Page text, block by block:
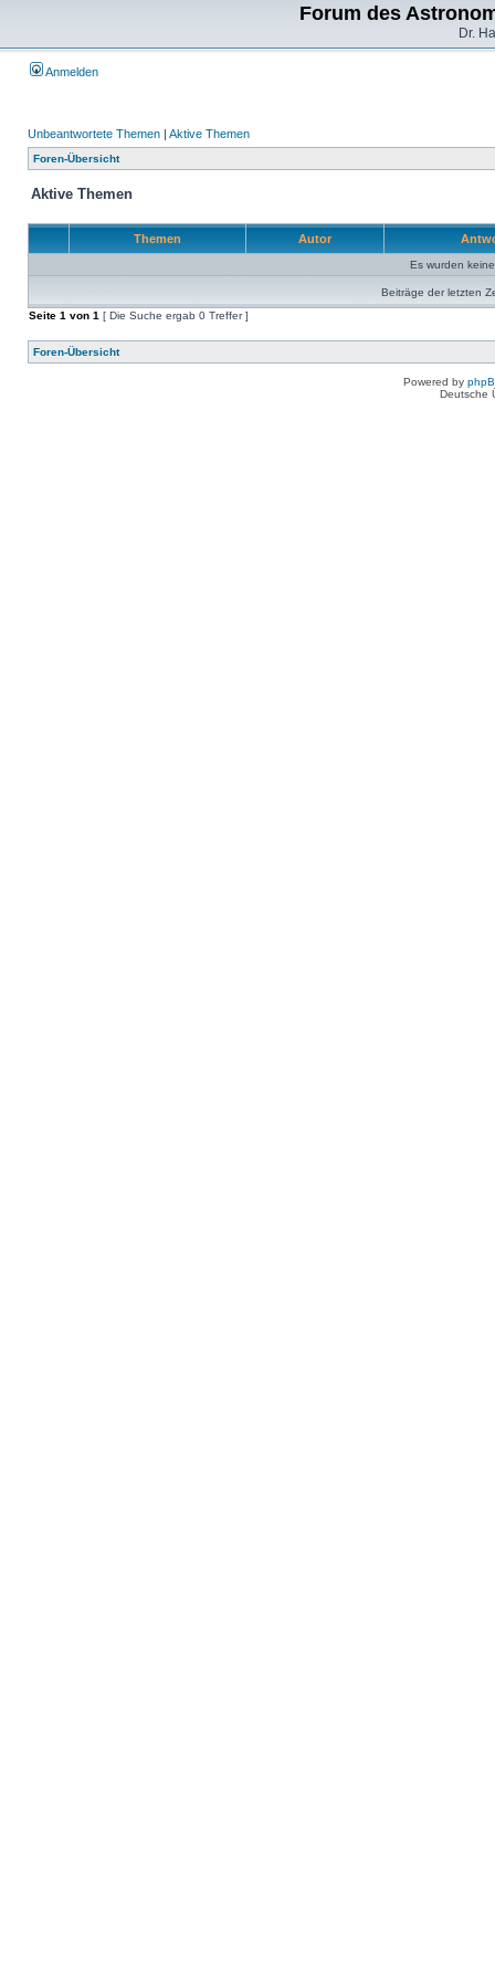
Forum des
Dr.
Anmelden
Unbeantwortete Themen | Aktive Themen
Foren-Übersicht
Aktive Themen
Themen Autor
Es wurden
Beiträge der letzten
Seite 1 von 1 [ Die Suche ergab 0 Treffer ]
Foren-Übersicht
Powered by
Deutsche